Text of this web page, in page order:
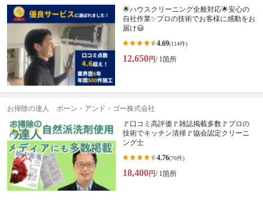
🌟ハウスクリーニング全般対応🌟安心の
自社作業✨プロの技術でお客様に感動をお
届け😃
4.69(114件)
12,650円/ 1箇所
お掃除の達人 ボーン・アンド・ゴー株式会社
🚩口コミ高評価🚩雑誌掲載多数🚩プロの
技術でキッチン清掃🚩協会認定クリーニ
ング士
4.76(76件)
18,400円/ 1箇所